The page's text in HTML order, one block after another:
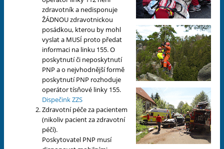
zdravotník a nedisponuje
ŽÁDNOU zdravotnickou
posádkou, kterou by mohl
vyslat a MUSÍ proto předat
informaci na linku 155. O
poskytnutí či neposkytnutí
PNP a o nejvhodnější formě
poskytnutí PNP rozhoduje
operátor tísňové linky 155.
Dispečink ZZS
Zdravotní péče za pacientem
(nikoliv pacient za zdravotní
péčí).
Poskytovatel PNP musí